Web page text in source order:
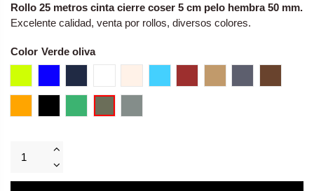
Rollo 25 metros cinta cierre coser 5 cm pelo hembra 50 mm.
Excelente calidad, venta por rollos, diversos colores.
Color